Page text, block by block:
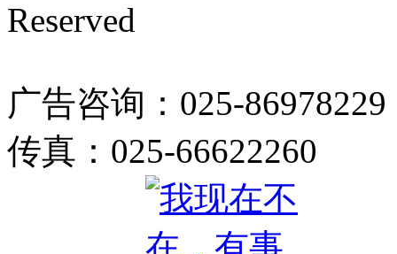
Reserved
广告咨询：025-86978229
传真：025-66622260